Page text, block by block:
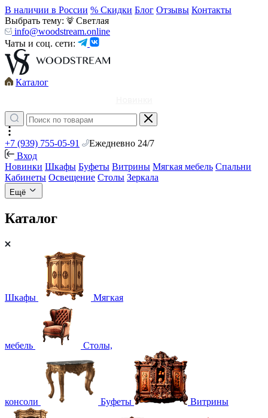
В наличии в России % Скидки Блог Отзывы Контакты
Выбрать тему:
Светлая
info@woodstream.online
Чаты и соц. сети:
Каталог
+7 (939) 755-05-91
Ежедневно 24/7
Вход
Новинки Шкафы Буфеты Витрины Мягкая мебель Спальни
Кабинеты Освещение Столы Зеркала
Ещё
Каталог
Шкафы Мягкая
мебель Столы,
консоли Буфеты Витрины